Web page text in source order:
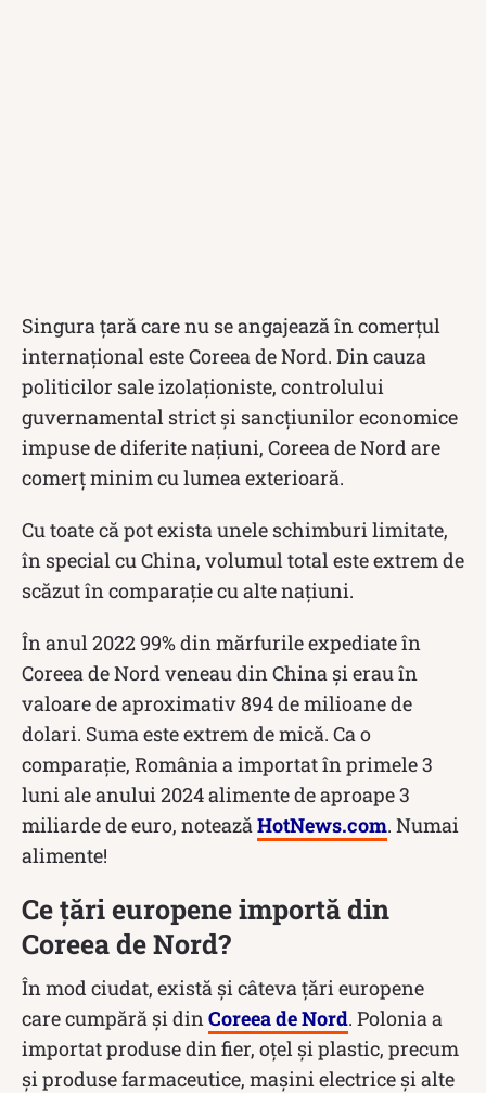
Singura țară care nu se angajează în comerțul
internațional este Coreea de Nord. Din cauza
politicilor sale izolaționiste, controlului
guvernamental strict și sancțiunilor economice
impuse de diferite națiuni, Coreea de Nord are
comerț minim cu lumea exterioară.
Cu toate că pot exista unele schimburi limitate,
în special cu China, volumul total este extrem de
scăzut în comparație cu alte națiuni.
În anul 2022 99% din mărfurile expediate în
Coreea de Nord veneau din China și erau în
valoare de aproximativ 894 de milioane de
dolari. Suma este extrem de mică. Ca o
comparație, România a importat în primele 3
luni ale anului 2024 alimente de aproape 3
miliarde de euro, notează HotNews.com. Numai
alimente!
Ce țări europene importă din
Coreea de Nord?
În mod ciudat, există și câteva țări europene
care cumpără și din Coreea de Nord. Polonia a
importat produse din fier, oțel și plastic, precum
și produse farmaceutice, mașini electrice și alte